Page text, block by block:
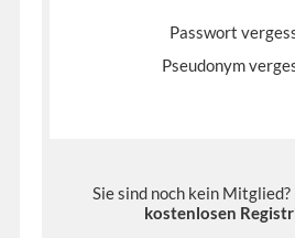
Passwort
Pseudonym
Sie sind noch kein
kostenlosen